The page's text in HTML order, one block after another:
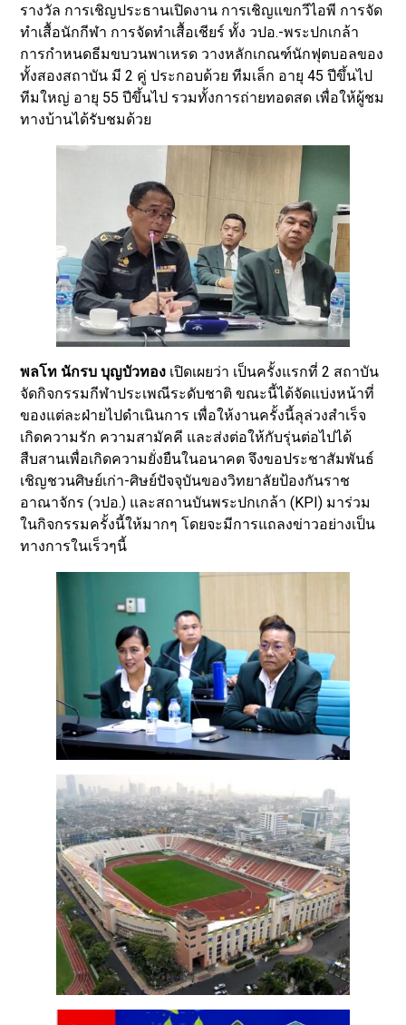
รางวัล การเชิญประธานเปิดงาน การเชิญแขกวีไอพี การจัด
ทำเสื้อนักกีฬา การจัดทำเสื้อเชียร์ ทั้ง วปอ.-พระปกเกล้า
การกำหนดธีมขบวนพาเหรด วางหลักเกณฑ์นักฟุตบอลของ
ทั้งสองสถาบัน มี 2 คู่ ประกอบด้วย ทีมเล็ก อายุ 45 ปีขึ้นไป
ทีมใหญ่ อายุ 55 ปีขึ้นไป รวมทั้งการถ่ายทอดสด เพื่อให้ผู้ชม
ทางบ้านได้รับชมด้วย
พลโท นักรบ บุญบัวทอง เปิดเผยว่า เป็นครั้งแรกที่ 2 สถาบัน
จัดกิจกรรมกีฬาประเพณีระดับชาติ ขณะนี้ได้จัดแบ่งหน้าที่
ของแต่ละฝ่ายไปดำเนินการ เพื่อให้งานครั้งนี้ลุล่วงสำเร็จ
เกิดความรัก ความสามัคคี และส่งต่อให้กับรุ่นต่อไปได้
สืบสานเพื่อเกิดความยั่งยืนในอนาคต จึงขอประชาสัมพันธ์
เชิญชวนศิษย์เก่า-ศิษย์ปัจจุบันของวิทยาลัยป้องกันราช
อาณาจักร (วปอ.) และสถานบันพระปกเกล้า (KPI) มาร่วม
ในกิจกรรมครั้งนี้ให้มากๆ โดยจะมีการแถลงข่าวอย่างเป็น
ทางการในเร็วๆนี้